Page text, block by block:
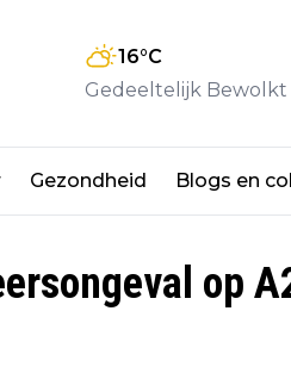
16°C
Gedeeltelijk Bewolkt
Gezondheid Blogs en
op